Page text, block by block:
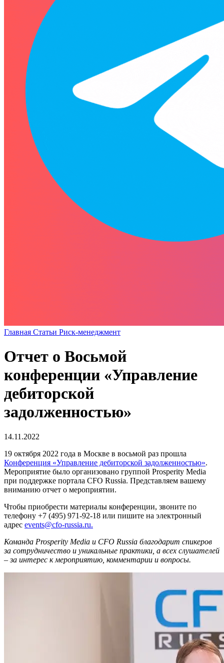
Главная Статьи Риск-менеджмент
Отчет о Восьмой
конференции «Управление
дебиторской
задолженностью»
14.11.2022
19 октября 2022 года в Москве в восьмой раз прошла
Конференция «Управление дебиторской задолженностью».
Мероприятие было организовано группой Prosperity Media
при поддержке портала CFO Russia. Представляем вашему
вниманию отчет о мероприятии.
Чтобы приобрести материалы конференции, звоните по
телефону +7 (495) 971-92-18 или пишите на электронный
адрес events@cfo-russia.ru.
Команда Prosperity Media и CFO Russia благодарит спикеров
за сотрудничество и уникальные практики, а всех слушателей
– за интерес к мероприятию, комментарии и вопросы.